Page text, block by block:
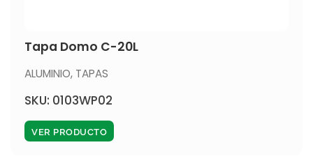
Tapa Domo C-20L
ALUMINIO, TAPAS
SKU: 0103WP02
VER PRODUCTO